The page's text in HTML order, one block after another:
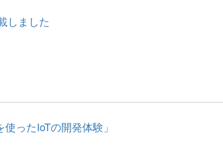
しました
ったIoTの開発体験」